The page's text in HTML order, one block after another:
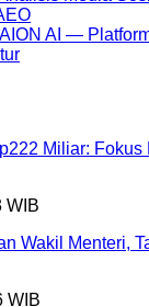
AI —
Miliar: Fokus
WIB
Wakil Menteri,
WIB